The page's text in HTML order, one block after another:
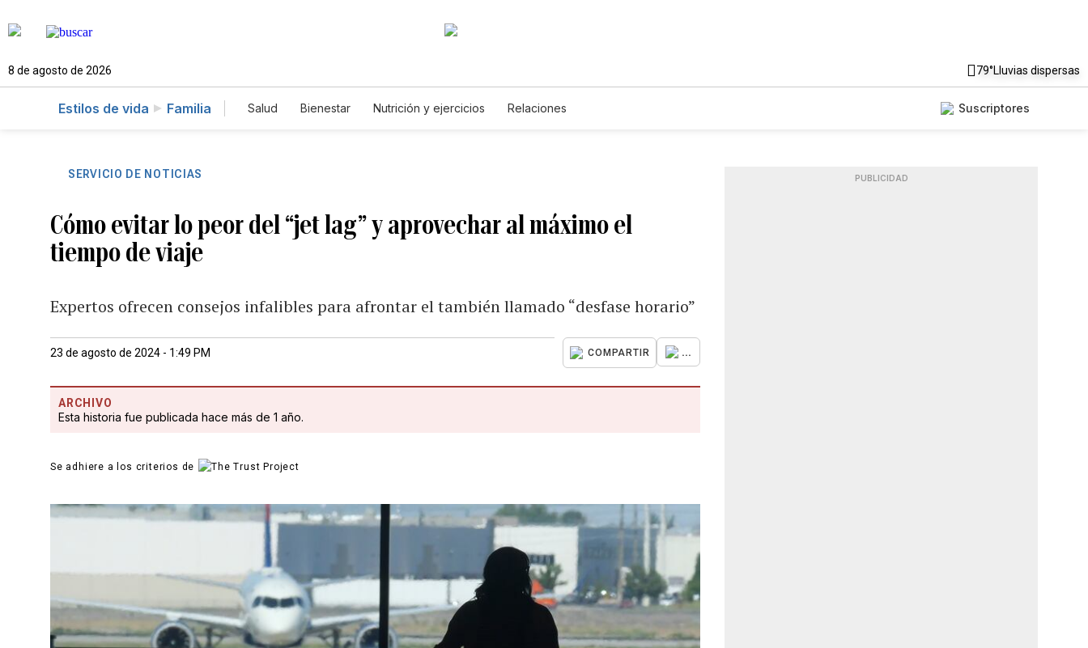
8 de agosto de 2026 79°Lluvias dispersas
Estilos de vida Familia Salud Bienestar Nutrición y ejercicios Relaciones Suscriptores
SERVICIO DE NOTICIAS
Cómo evitar lo peor del “jet lag” y aprovechar al máximo el
tiempo de viaje
Expertos ofrecen consejos infalibles para afrontar el también llamado “desfase horario”
23 de agosto de 2024 - 1:49 PM COMPARTIR ...
ARCHIVO
Esta historia fue publicada hace más de 1 año.
Se adhiere a los criterios de
PUBLICIDAD